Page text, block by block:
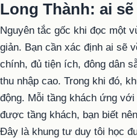
Long Thành: ai
Nguyên tắc gốc khi đọc một
giản. Bạn cần xác định ai sẽ
chính, đủ tiện ích, đông dân
thu nhập cao. Trong khi đó,
động. Mỗi tầng khách ứng
được tầng khách, bạn biết
Đây là khung tư duy tôi học